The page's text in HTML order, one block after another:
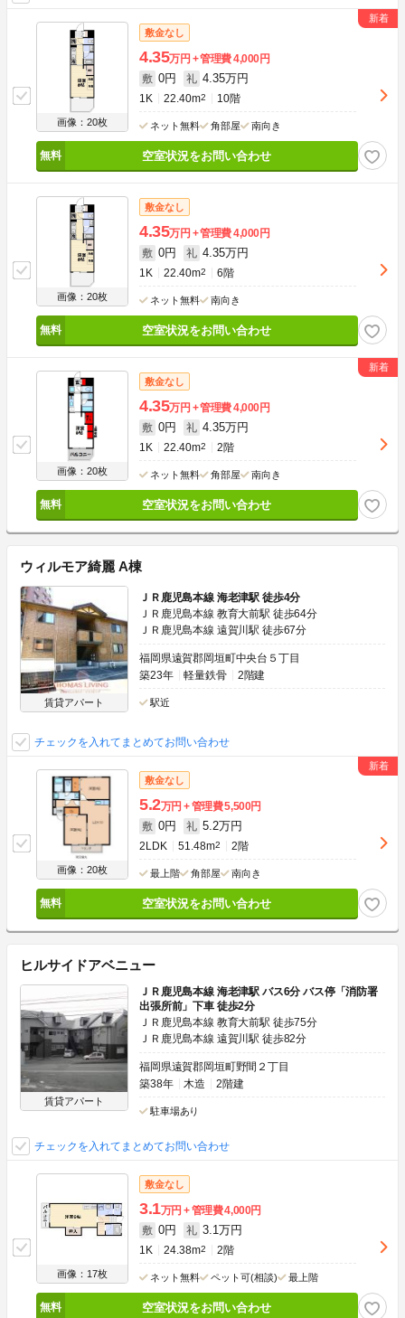
画像：20枚
敷金なし
4.35万円 管理費4,000円
敷 0円 礼 4.35万円
1K 22.40m2 10階
ネット無料 角部屋 南向き
空室状況をお問い合わせ
画像：20枚
敷金なし
4.35万円 管理費4,000円
敷 0円 礼 4.35万円
1K 22.40m2 6階
ネット無料 南向き
空室状況をお問い合わせ
画像：20枚
敷金なし
4.35万円 管理費4,000円
敷 0円 礼 4.35万円
1K 22.40m2 2階
ネット無料 角部屋 南向き
空室状況をお問い合わせ
ウィルモア綺麗 A棟
賃貸アパート
ＪＲ鹿児島本線 海老津駅 徒歩4分
ＪＲ鹿児島本線 教育大前駅 徒歩64分
ＪＲ鹿児島本線 遠賀川駅 徒歩67分
福岡県遠賀郡岡垣町中央台５丁目
築23年
軽量鉄骨 2階建
駅近
チェックを入れてまとめてお問い合わせ
画像：20枚
敷金なし
5.2万円 管理費5,500円
敷 0円 礼 5.2万円
2LDK 51.48m2 2階
最上階 角部屋 南向き
空室状況をお問い合わせ
ヒルサイドアベニュー
賃貸アパート
ＪＲ鹿児島本線 海老津駅 バス6分 バス停「消防署
出張所前」下車 徒歩2分
ＪＲ鹿児島本線 教育大前駅 徒歩75分
ＪＲ鹿児島本線 遠賀川駅 徒歩82分
福岡県遠賀郡岡垣町野間２丁目
築38年
木造 2階建
駐車場あり
チェックを入れてまとめてお問い合わせ
画像：17枚
敷金なし
3.1万円 管理費4,000円
敷 0円 礼 3.1万円
1K 24.38m2 2階
ネット無料 ペット可(相談) 最上階
空室状況をお問い合わせ